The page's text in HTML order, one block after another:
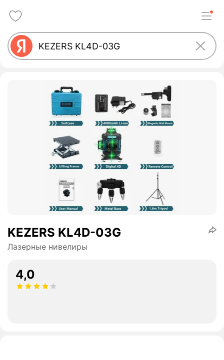
KEZERS KL4D-03G
Лазерные нивелиры
4,0